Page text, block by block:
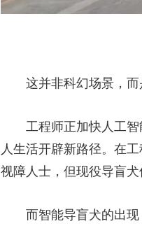
这并非科幻场景，而
工程师正加快人工智
人生活开辟新路径。在
视障人士，但现役导盲
而智能导盲犬的出现